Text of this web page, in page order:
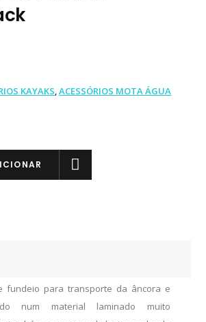
KAYAKS,ACESSÓRIOS MOTA ÁGUA
fundeio para transporte da âncora e
num material laminado muito